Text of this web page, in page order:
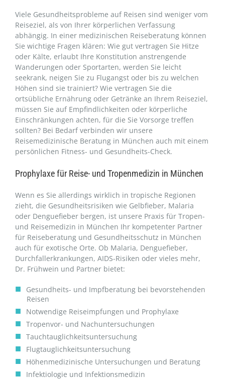
Viele Gesundheitsprobleme auf Reisen sind weniger vom
Reiseziel, als von Ihrer körperlichen Verfassung
abhängig. In einer medizinischen Reiseberatung können
Sie wichtige Fragen klären: Wie gut vertragen Sie Hitze
oder Kälte, erlaubt Ihre Konstitution anstrengende
Wanderungen oder Sportarten, werden Sie leicht
seekrank, neigen Sie zu Flugangst oder bis zu welchen
Höhen sind sie trainiert? Wie vertragen Sie die
ortsübliche Ernährung oder Getränke an Ihrem Reiseziel,
müssen Sie auf Empfindlichkeiten oder körperliche
Einschränkungen achten, für die Sie Vorsorge treffen
sollten? Bei Bedarf verbinden wir unsere
Reisemedizinische Beratung in München auch mit einem
persönlichen Fitness- und Gesundheits-Check.
Prophylaxe für Reise- und Tropenmedizin in München
Wenn es Sie allerdings wirklich in tropische Regionen
zieht, die Gesundheitsrisiken wie Gelbfieber, Malaria
oder Denguefieber bergen, ist unsere Praxis für Tropen-
und Reisemedizin in München Ihr kompetenter Partner
für Reiseberatung und Gesundheitsschutz in München
auch für exotische Orte. Ob Malaria, Denguefieber,
Durchfallerkrankungen, AIDS-Risiken oder vieles mehr,
Dr. Frühwein und Partner bietet:
Gesundheits- und Impfberatung bei bevorstehenden
Reisen
Notwendige Reiseimpfungen und Prophylaxe
Tropenvor- und Nachuntersuchungen
Tauchtauglichkeitsuntersuchung
Flugtauglichkeitsuntersuchung
Höhenmedizinische Untersuchungen und Beratung
Infektiologie und Infektionsmedizin